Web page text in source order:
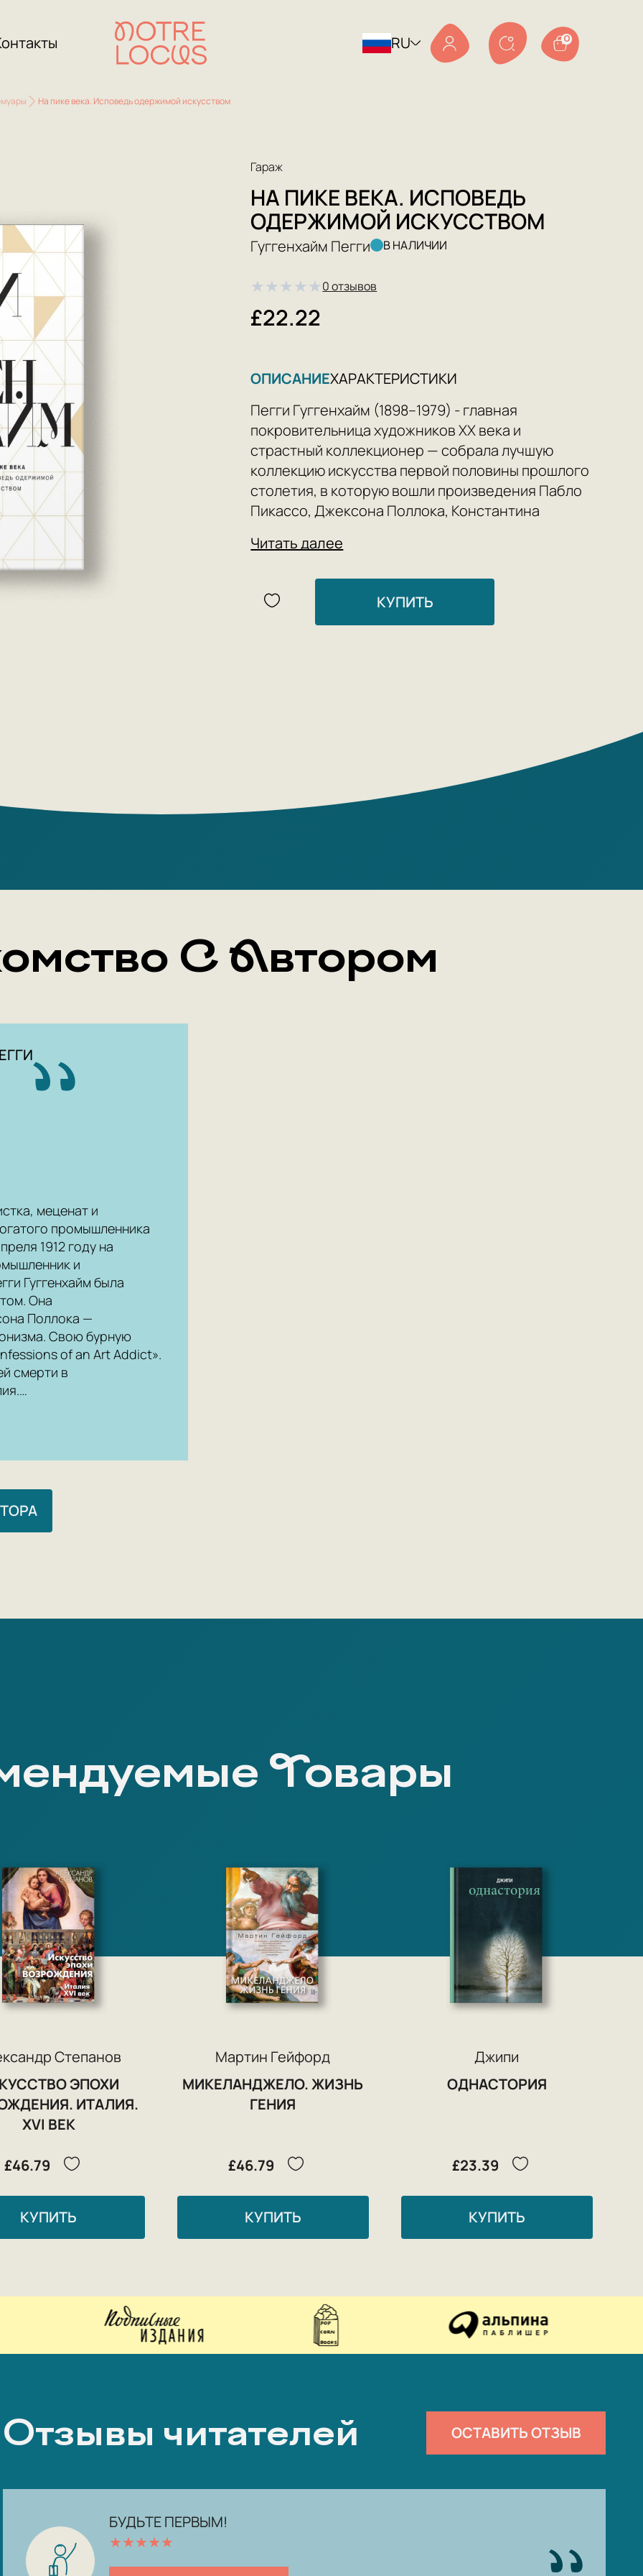
RU 0
На пике века. Исповедь одержимой искусством
Гараж
НА ПИКЕ ВЕКА. ИСПОВЕДЬ
ОДЕРЖИМОЙ ИСКУССТВОМ
Гуггенхайм Пегги В НАЛИЧИИ
★★★★★0 отзывов
£22.22
ОПИСАНИЕХАРАКТЕРИСТИКИ
Пегги Гуггенхайм (1898–1979) - главная
покровительница художников ХХ века и
страстный коллекционер — собрала лучшую
коллекцию искусства первой половины прошлого
столетия, в которую вошли произведения Пабло
Пикассо, Джексона Поллока, Константина
Виллема де Кунинга, Марка Ротко, Альберто
открыла свою первую галерею современного
искусства в Лондоне, а впоследствии —
культовую галерею Искусство этого века в Нью-
современного искусства в Италии. «На пике века»
- невероятно откровенная и насыщенная
история жизни одной из самых влиятельных
женщин в мире искусства.
Читать далее
КУПИТЬ
С Автором
меценат и
промышленника
1912 году на
и
Гуггенхайм была
Она
Поллока —
Свою бурную
of an Art Addict».
смерти в
Товары
Степанов
ЭПОХИ
ИТАЛИЯ.
XVI ВЕК
£46.79
КУПИТЬ
Мартин Гейфорд
МИКЕЛАНДЖЕЛО. ЖИЗНЬ
ГЕНИЯ
£46.79
КУПИТЬ
Джипи
ОДНАСТОРИЯ
£23.39
КУПИТЬ
Отзывы читателей ОСТАВИТЬ ОТЗЫВ
БУДЬТЕ ПЕРВЫМ!
★★★★★